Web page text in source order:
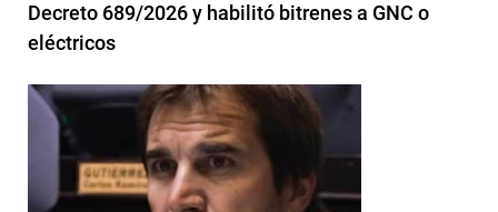
Decreto 689/2026 y habilitó bitrenes a GNC o
eléctricos